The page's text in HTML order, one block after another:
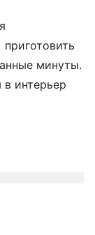
приготовить
минуты.
интерьер